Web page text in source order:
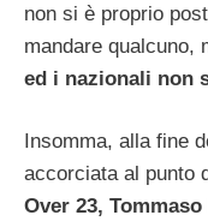
non si è proprio
mandare qualcuno,
ed i nazionali non
Insomma, alla fine
accorciata al punto
Over 23,